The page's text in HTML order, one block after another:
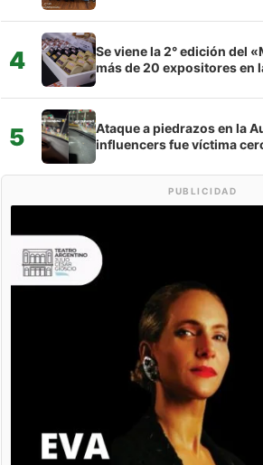
4
Se viene la 2° edición del
más de 20 expositores en
5
Ataque a piedrazos en la
influencers fue víctima
PUBLICIDAD